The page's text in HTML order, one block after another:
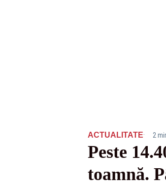
ACTUALITATE· 2
Peste
toamnă.